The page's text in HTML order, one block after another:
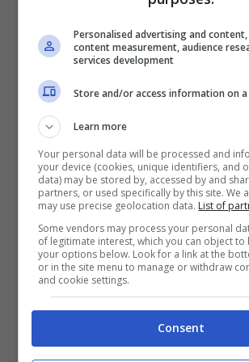
Ferrari 296 GTB alla presentazione
Il motore che monta è un F163,
debutto assoluto, ed è un V6
litri, che è stato accoppiato
motore termico, che sprigiona
cavalli. Uniti ai 663 del motore
296 GTB arriva a sprigionare la
massima di 830 cavalli
che le permette di toccare la
ben 330 km/h. Insomma,
qualcosa di più di una supercar,
Personalised advertising and
content measurement, audience
services development
Store and/or access information on a
Learn more
Your personal data will be processed and
your device (cookies, unique identifiers, and
data) may be stored by, accessed by and
partners, or used specifically by this site. We
may use precise geolocation data. List of
Some vendors may process your personal
of legitimate interest, which you can object to
your options below. Look for a link at the
or in the site menu to manage or withdraw
and cookie settings.
Consent